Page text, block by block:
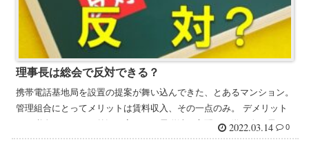
理事長は総会で反対できる？
携帯電話基地局を設置の提案が舞い込んできた、とあるマンション。
管理組合にとってメリットは賃料収入、その一点のみ。 デメリット
は、税金がかかる・外観が変わる・電磁波を心配して嫌う人が居る...
2022.03.14 0